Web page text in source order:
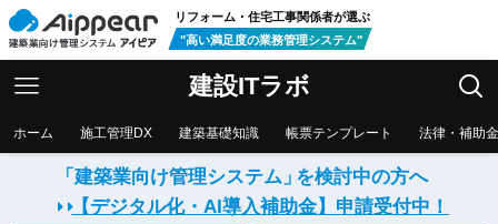
リフォーム・住宅工事関係者が選ぶ
"高い満足度の業務管理システム"
建設ITラボ
ホーム 施工管理DX 建築基礎知識 帳票テンプレート 法律・補助金
「建築業向け管理システム」を検討中の方へ
【デジタル化・AI導入補助金】申請受付中！